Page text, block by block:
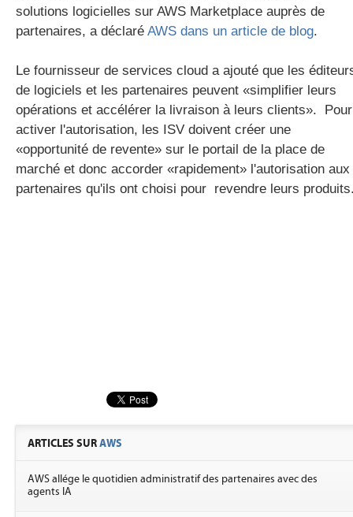
solutions logicielles sur AWS Marketplace auprès de
partenaires, a déclaré AWS dans un article de blog.
Le fournisseur de services cloud a ajouté que les
de logiciels et les partenaires peuvent «simplifier leurs
opérations et accélérer la livraison à leurs clients». Pour
activer l'autorisation, les ISV doivent créer une
«opportunité de revente» sur le portail de la place de
marché et donc accorder «rapidement» l'autorisation aux
partenaires qu'ils ont choisi pour revendre leurs
ARTICLES SURAWS
AWS allége le quotidien administratif des partenaires avec des
agents IA